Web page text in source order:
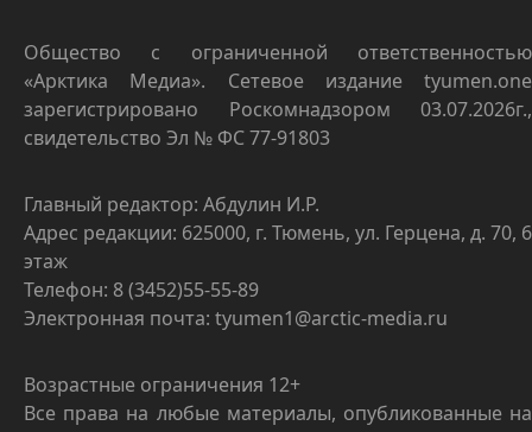
Общество с ограниченной ответственностью
«Арктика Медиа». Сетевое издание tyumen.one
зарегистрировано Роскомнадзором 03.07.2026г.,
свидетельство Эл № ФС 77-91803
Главный редактор: Абдулин И.Р.
Адрес редакции: 625000, г. Тюмень, ул. Герцена, д. 70, 6
этаж
Телефон: 8 (3452)55-55-89
Электронная почта: tyumen1@arctic-media.ru
Возрастные ограничения 12+
Все права на любые материалы, опубликованные на